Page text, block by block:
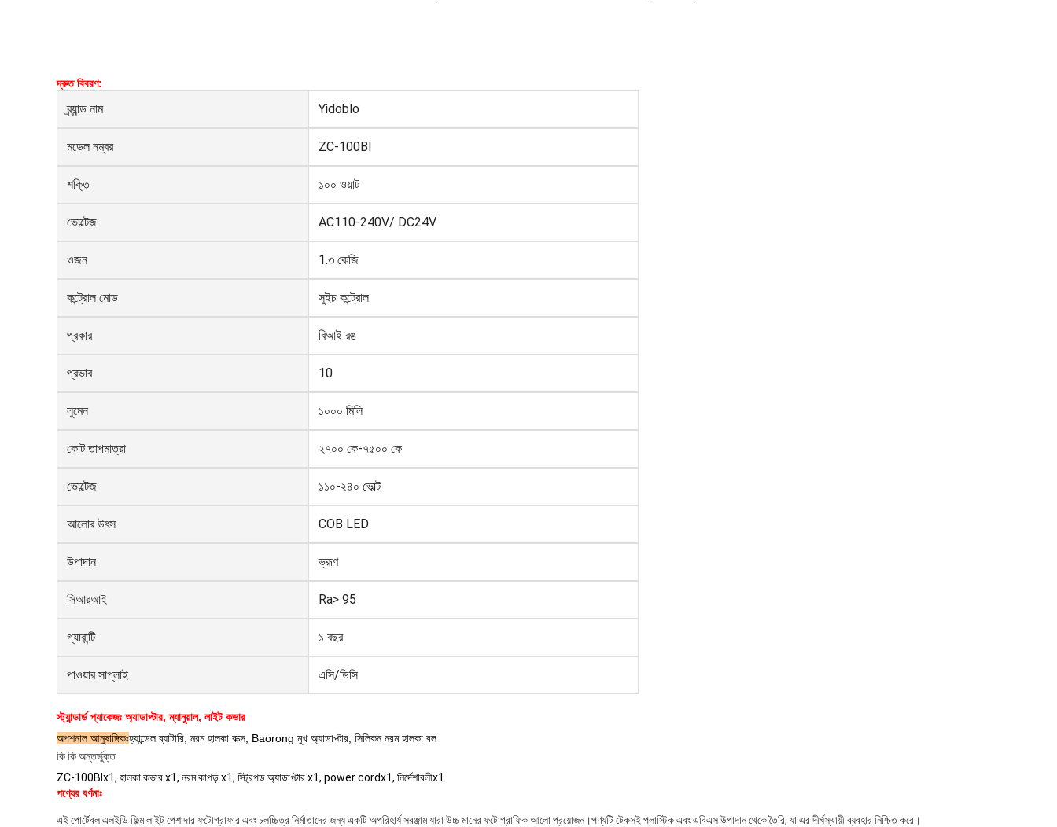
দ্রুত বিবরণ:
ব্র্যান্ড নাম Yidoblo
মডেল নম্বর ZC-100BI
শক্তি ১০০ ওয়াট
ভোল্টেজ AC110-240V/ DC24V
ওজন 1.৩ কেজি
কন্ট্রোল মোড সুইচ কন্ট্রোল
প্রকার বিআই রঙ
প্রভাব 10
লুমেন ১০০০ মিলি
কোট তাপমাত্রা ২৭০০ কে-৭৫০০ কে
ভোল্টেজ ১১০-২৪০ ভোল্ট
আলোর উৎস COB LED
উপাদান ভ্রূণ
সিআরআই Ra> 95
গ্যারান্টি ১ বছর
পাওয়ার সাপ্লাই এসি/ডিসি
স্ট্যান্ডার্ড প্যাকেজঃ অ্যাডাপ্টার, ম্যানুয়াল, লাইট কভার
অপশনাল আনুষাঙ্গিকঃহ্যান্ডেল ব্যাটারি, নরম হালকা বাক্স, Baorong মুখ অ্যাডাপ্টার, সিলিকন নরম হালকা বল
কি কি অন্তর্ভুক্ত
ZC-100BIx1, হালকা কভার x1, নরম কাপড় x1, স্ট্রিপড অ্যাডাপ্টার x1, power cordx1, নির্দেশাবলীx1
পণ্যের বর্ণনাঃ
এই পোর্টেবল এলইডি ফিল্ম লাইট পেশাদার ফটোগ্রাফার এবং চলচ্চিত্র নির্মাতাদের জন্য একটি অপরিহার্য সরঞ্জাম যারা উচ্চ মানের ফটোগ্রাফিক আলো প্রয়োজন।পণ্যটি টেকসই প্লাস্টিক এবং এবিএস উপাদান থেকে তৈরি, যা এর দীর্ঘস্থায়ী ব্যবহার নিশ্চিত করে।